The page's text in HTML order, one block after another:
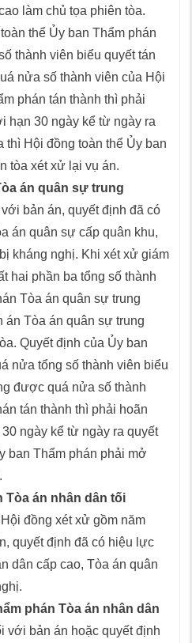
làm chủ tọa phiên tòa.
thể Ủy ban Thẩm phán
thành viên biểu quyết tán
nửa số thành viên của Hội
phán tán thành thì phải
hạn 30 ngày kể từ ngày ra
thì Hội đồng toàn thể Ủy ban
tòa xét xử lại vụ án.
án quân sự trung
bản án, quyết định đã có
án quân sự cấp quân khu,
kháng nghị. Khi xét xử giám
hai phần ba tổng số thành
Tòa án quân sự trung
án Tòa án quân sự trung
Quyết định của Ủy ban
nửa tổng số thành viên biểu
được quá nửa số thành
tán thành thì phải hoãn
ngày kể từ ngày ra quyết
ban Thẩm phán phải mở
Tòa án nhân dân tối
đồng xét xử gồm năm
quyết định đã có hiệu lực
dân cấp cao, Tòa án quân
phán Tòa án nhân dân
với bản án hoặc quyết định